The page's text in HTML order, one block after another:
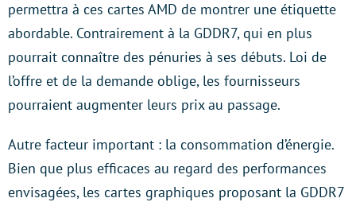
permettra à ces cartes AMD de montrer une étiquette
abordable. Contrairement à la GDDR7, qui en plus
pourrait connaître des pénuries à ses débuts. Loi de
l’offre et de la demande oblige, les fournisseurs
pourraient augmenter leurs prix au passage.
Autre facteur important : la consommation d’énergie.
Bien que plus efficaces au regard des performances
envisagées, les cartes graphiques proposant la GDDR7